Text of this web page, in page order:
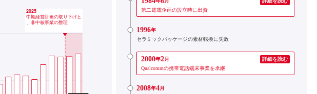
第二電電企画の設立時に出資
1996年
セラミックパッケージの素材転換に失敗
2000年2月
詳細を読む
Qualcommの携帯電話端末事業を承継
2008年4月